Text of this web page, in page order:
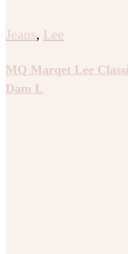
Jeans, Lee
MQ Marqet Lee
Dam L